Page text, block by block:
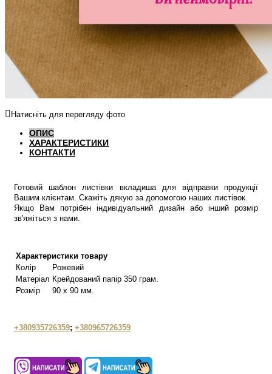
Натисніть для перегляду фото
ОПИС
ХАРАКТЕРИСТИКИ
КОНТАКТИ
Готовий шаблон листівки вкладиша для відправки продукції
Вашим клієнтам. Скажіть дякую за допомогою наших листівок.
Якщо Вам потрібен індивідуальний дизайн або інший розмір
зв'яжіться з нами.
Характеристики товару
Колір
Рожевий
Матеріал Крейдований папір 350 грам.
Розмір
90 х 90 мм.
+380935726359; +380965726359